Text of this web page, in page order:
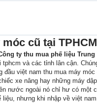
cũ tại TPHCM
ty thu mua phế liệu Trung
và các tỉnh lân cận.
đầu việt nam thu mua máy
xe nâng hay những máy
nước ngoài nó chỉ hư có một
nhưng khi nhập về việt